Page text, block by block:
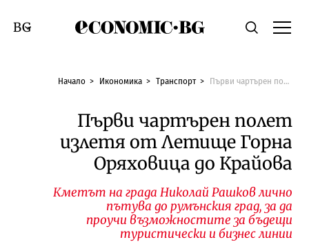
Economic.bgТърсене
Смяна на език
Начало Икономика Транспорт Първи чартърен полет излетя от Летище Горна Оряховица до Крайова
Първи чартърен полет
излетя от Летище Горна
Оряховица до Крайова
Кметът на града Николай Рашков лично
пътува до румънския град, за да
проучи възможностите за бъдещи
туристически и бизнес линии